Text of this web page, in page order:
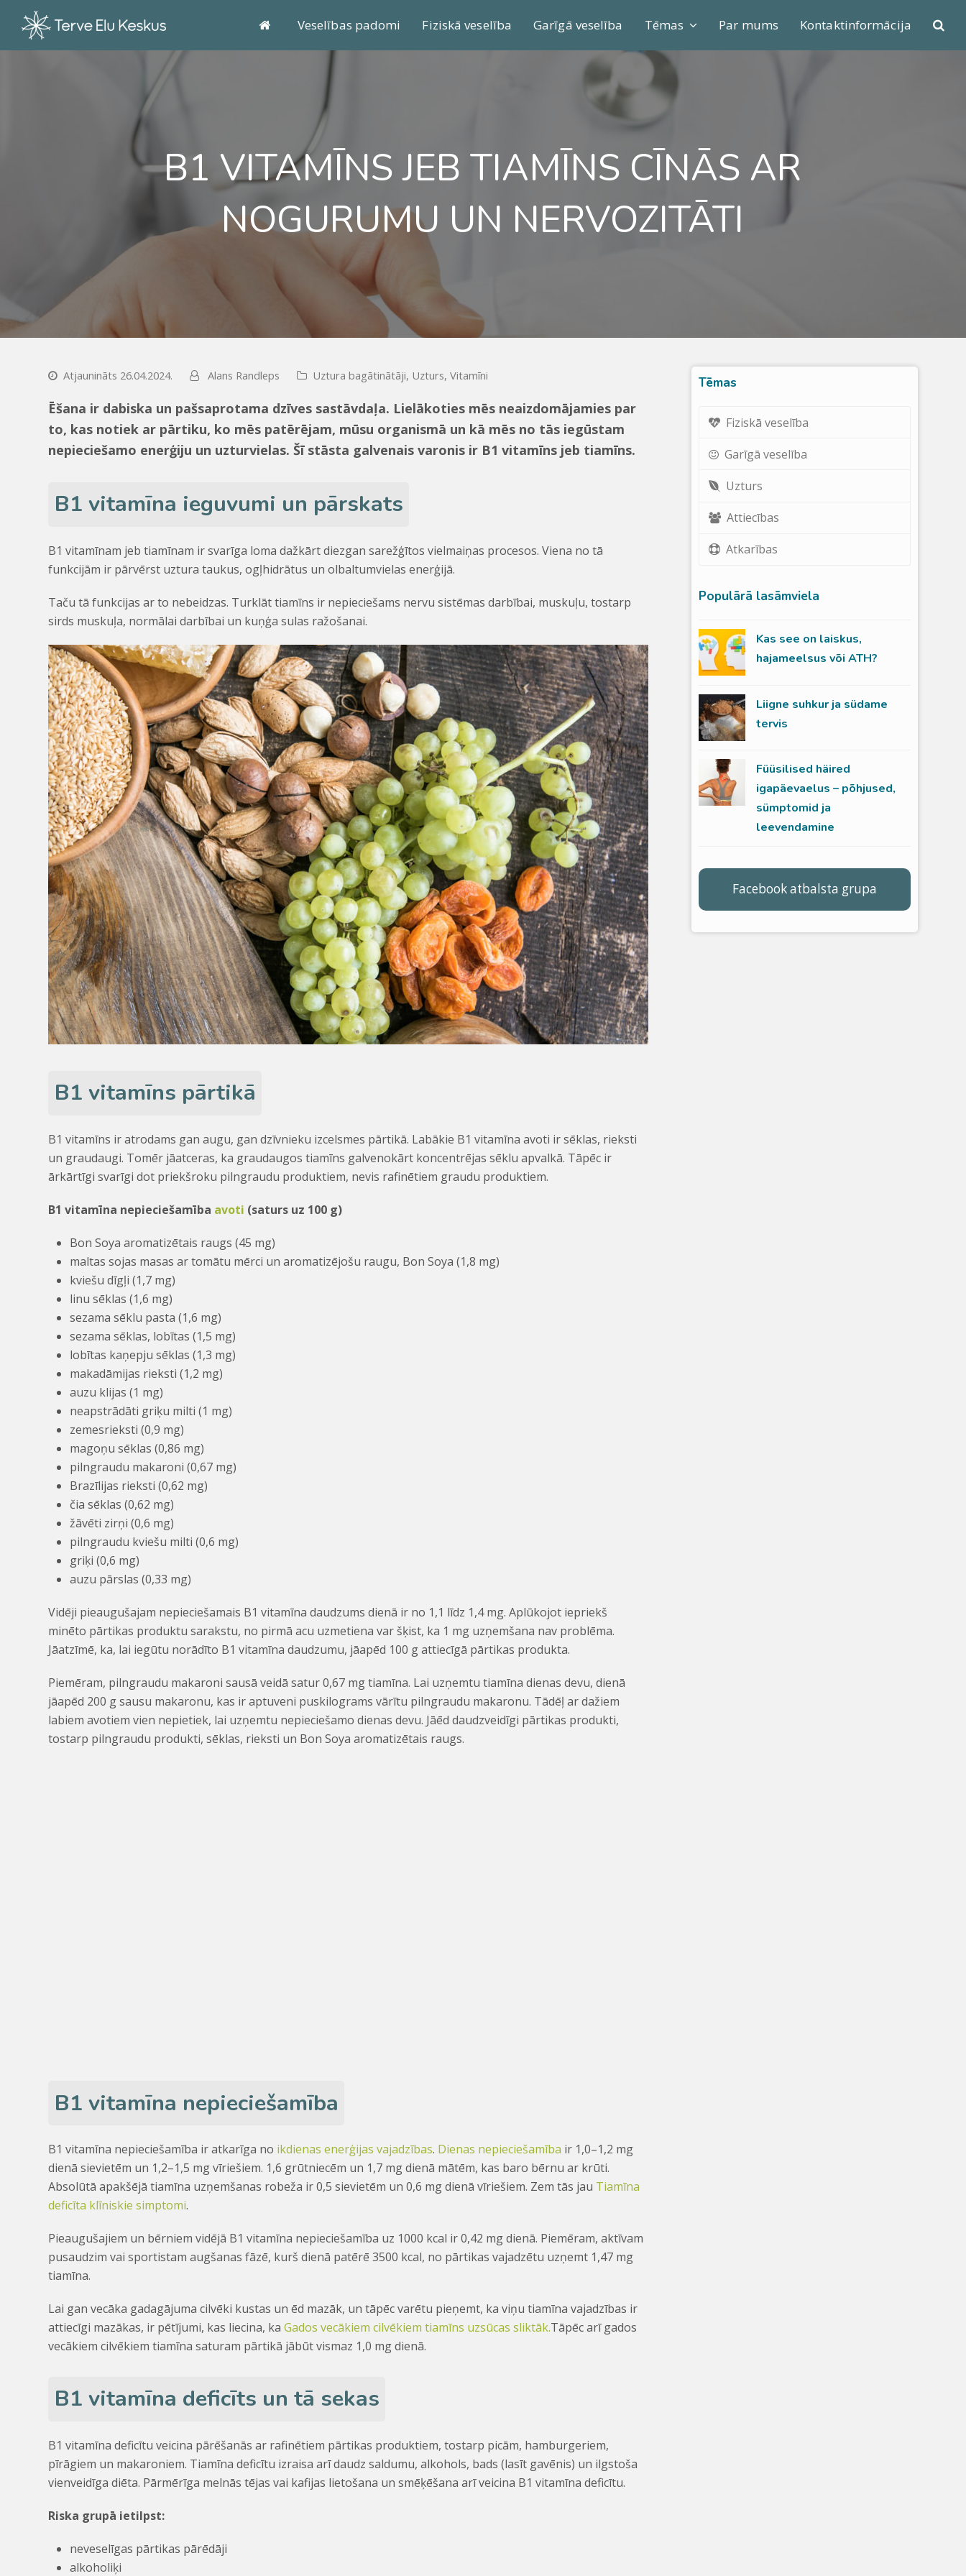
Veselības padomi Fiziskā veselība Garīgā veselība Tēmas Par mums Kontaktinformācija
B1 VITAMĪNS JEB TIAMĪNS CĪNĀS AR
NOGURUMU UN NERVOZITĀTI
Atjaunināts 26.04.2024. Alans Randleps Uztura bagātinātāji, Uzturs,Vitamīni
Ēšana ir dabiska un pašsaprotama dzīves sastāvdaļa. Lielākoties mēs neaizdomājamies par
to, kas notiek ar pārtiku, ko mēs patērējam, mūsu organismā un kā mēs no tās iegūstam
nepieciešamo enerģiju un uzturvielas. Šī stāsta galvenais varonis ir B1 vitamīns jeb tiamīns.
B1 vitamīna ieguvumi un pārskats
B1 vitamīnam jeb tiamīnam ir svarīga loma dažkārt diezgan sarežģītos vielmaiņas procesos. Viena no tā
funkcijām ir pārvērst uztura taukus, ogļhidrātus un olbaltumvielas enerģijā.
Taču tā funkcijas ar to nebeidzas. Turklāt tiamīns ir nepieciešams nervu sistēmas darbībai, muskuļu, tostarp
sirds muskuļa, normālai darbībai un kuņģa sulas ražošanai.
B1 vitamīns pārtikā
B1 vitamīns ir atrodams gan augu, gan dzīvnieku izcelsmes pārtikā. Labākie B1 vitamīna avoti ir sēklas, rieksti
un graudaugi. Tomēr jāatceras, ka graudaugos tiamīns galvenokārt koncentrējas sēklu apvalkā. Tāpēc ir
ārkārtīgi svarīgi dot priekšroku pilngraudu produktiem, nevis rafinētiem graudu produktiem.
B1 vitamīna nepieciešamība avoti (saturs uz 100 g)
Bon Soya aromatizētais raugs (45 mg)
maltas sojas masas ar tomātu mērci un aromatizējošu raugu, Bon Soya (1,8 mg)
kviešu dīgļi (1,7 mg)
linu sēklas (1,6 mg)
sezama sēklu pasta (1,6 mg)
sezama sēklas, lobītas (1,5 mg)
lobītas kaņepju sēklas (1,3 mg)
makadāmijas rieksti (1,2 mg)
auzu klijas (1 mg)
neapstrādāti griķu milti (1 mg)
zemesrieksti (0,9 mg)
magoņu sēklas (0,86 mg)
pilngraudu makaroni (0,67 mg)
Brazīlijas rieksti (0,62 mg)
čia sēklas (0,62 mg)
žāvēti zirņi (0,6 mg)
pilngraudu kviešu milti (0,6 mg)
griķi (0,6 mg)
auzu pārslas (0,33 mg)
Vidēji pieaugušajam nepieciešamais B1 vitamīna daudzums dienā ir no 1,1 līdz 1,4 mg. Aplūkojot iepriekš
minēto pārtikas produktu sarakstu, no pirmā acu uzmetiena var šķist, ka 1 mg uzņemšana nav problēma.
Jāatzīmē, ka, lai iegūtu norādīto B1 vitamīna daudzumu, jāapēd 100 g attiecīgā pārtikas produkta.
Piemēram, pilngraudu makaroni sausā veidā satur 0,67 mg tiamīna. Lai uzņemtu tiamīna dienas devu, dienā
jāapēd 200 g sausu makaronu, kas ir aptuveni puskilograms vārītu pilngraudu makaronu. Tādēļ ar dažiem
labiem avotiem vien nepietiek, lai uzņemtu nepieciešamo dienas devu. Jāēd daudzveidīgi pārtikas produkti,
tostarp pilngraudu produkti, sēklas, rieksti un Bon Soya aromatizētais raugs.
B1 vitamīna nepieciešamība
B1 vitamīna nepieciešamība ir atkarīga no ikdienas enerģijas vajadzības. Dienas nepieciešamība ir 1,0–1,2 mg
dienā sievietēm un 1,2–1,5 mg vīriešiem. 1,6 grūtniecēm un 1,7 mg dienā mātēm, kas baro bērnu ar krūti.
Absolūtā apakšējā tiamīna uzņemšanas robeža ir 0,5 sievietēm un 0,6 mg dienā vīriešiem. Zem tās jau Tiamīna
deficīta klīniskie simptomi.
Pieaugušajiem un bērniem vidējā B1 vitamīna nepieciešamība uz 1000 kcal ir 0,42 mg dienā. Piemēram, aktīvam
pusaudzim vai sportistam augšanas fāzē, kurš dienā patērē 3500 kcal, no pārtikas vajadzētu uzņemt 1,47 mg
tiamīna.
Lai gan vecāka gadagājuma cilvēki kustas un ēd mazāk, un tāpēc varētu pieņemt, ka viņu tiamīna vajadzības ir
attiecīgi mazākas, ir pētījumi, kas liecina, kaGados vecākiem cilvēkiem tiamīns uzsūcas sliktāk.Tāpēc arī gados
vecākiem cilvēkiem tiamīna saturam pārtikā jābūt vismaz 1,0 mg dienā.
B1 vitamīna deficīts un tā sekas
B1 vitamīna deficītu veicina pārēšanās ar rafinētiem pārtikas produktiem, tostarp picām, hamburgeriem,
pīrāgiem un makaroniem. Tiamīna deficītu izraisa arī daudz saldumu, alkohols, bads (lasīt gavēnis) un ilgstoša
vienveidīga diēta. Pārmērīga melnās tējas vai kafijas lietošana un smēķēšana arī veicina B1 vitamīna deficītu.
Riska grupā ietilpst:
neveselīgas pārtikas pārēdāji
alkoholiķi
Tēmas
Fiziskā veselība
Garīgā veselība
Uzturs
Attiecības
Atkarības
Populārā lasāmviela
Kas see on laiskus,
hajameelsus või ATH?
Liigne suhkur ja südame
tervis
Füüsilised häired
igapäevaelus – põhjused,
sümptomid ja
leevendamine
Facebook atbalsta grupa